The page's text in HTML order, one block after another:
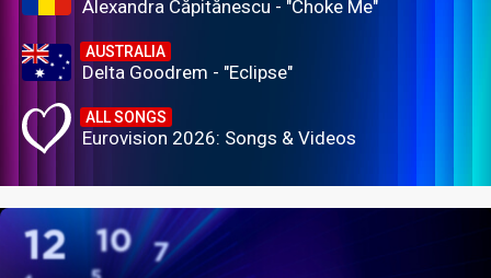
Alexandra Căpitănescu - "Choke Me"
AUSTRALIA
Delta Goodrem - "Eclipse"
ALL SONGS
Eurovision 2026: Songs & Videos